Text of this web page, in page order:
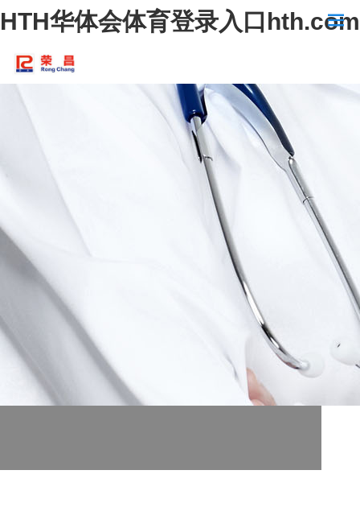
HTH华体会体育登录入口hth.com